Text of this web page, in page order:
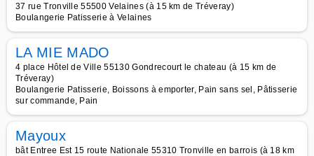
37 rue Tronville 55500 Velaines (à 15 km de Tréveray)
Boulangerie Patisserie à Velaines
LA MIE MADO
4 place Hôtel de Ville 55130 Gondrecourt le chateau (à 15 km de
Tréveray)
Boulangerie Patisserie, Boissons à emporter, Pain sans sel, Pâtisserie
sur commande, Pain
Mayoux
bât Entree Est 15 route Nationale 55310 Tronville en barrois (à 18 km